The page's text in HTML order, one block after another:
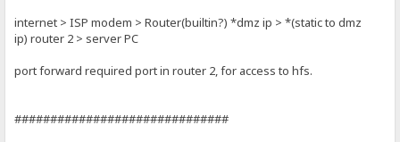
internet > ISP modem > Router(builtin?) *dmz ip > *(static to dmz
ip) router 2 > server PC
port forward required port in router 2, for access to hfs.
##############################